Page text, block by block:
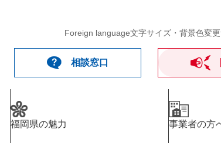
Foreign language文字サイズ・背景色変更
相談窓口
福岡県の魅力 事業者の方